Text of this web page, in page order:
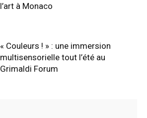
l’art à Monaco
« Couleurs ! » : une immersion
multisensorielle tout l’été au
Grimaldi Forum